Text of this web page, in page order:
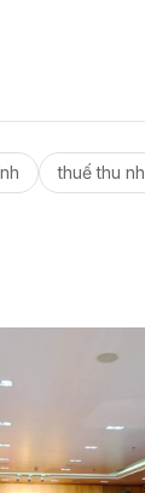
thuế thu